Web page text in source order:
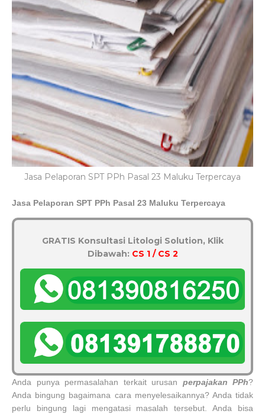
Jasa Pelaporan SPT PPh Pasal 23 Maluku Terpercaya
Jasa Pelaporan SPT PPh Pasal 23 Maluku Terpercaya
GRATIS Konsultasi Litologi Solution, Klik
Dibawah: CS 1 / CS 2
Anda punya permasalahan terkait urusan perpajakan PPh?
Anda bingung bagaimana cara menyelesaikannya? Anda tidak
perlu bingung lagi mengatasi masalah tersebut. Anda bisa